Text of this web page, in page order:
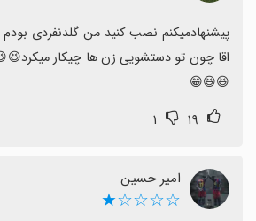
اقا چون تو دستشویی زن ها چیکار
😆😆😁
۱۹ ۱
امیر حسین
☆☆☆☆★